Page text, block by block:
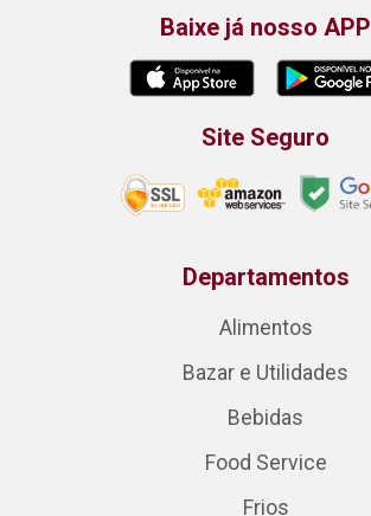
Baixe já nosso APP
Site Seguro
Departamentos
Alimentos
Bazar e Utilidades
Bebidas
Food Service
Frios